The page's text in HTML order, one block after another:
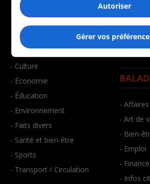
NOUVELLES
- Affaires municipales
- Communauté / Social
- Culture
- Économie
- Éducation
- Environnement
- Faits divers
- Santé et bien-être
- Sports
- Transport / Circulation
-
- Joué
- Affaires
- Art de
- Bien-
- Emploi
-
- Infos
Autoriser
Gérer vos